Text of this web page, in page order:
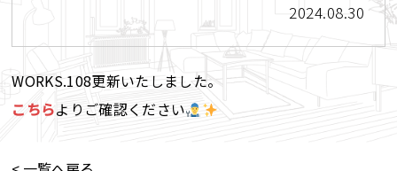
2024.08.30
WORKS.108更新いたしました。
こちらよりご確認ください